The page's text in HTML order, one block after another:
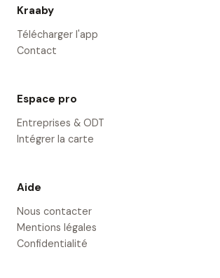
Kraaby
Télécharger l'app
Contact
Espace pro
Entreprises & ODT
Intégrer la carte
Aide
Nous contacter
Mentions légales
Confidentialité